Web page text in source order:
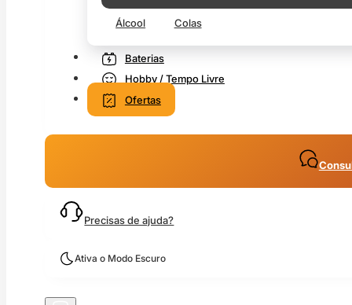
Álcool Colas
Baterias
Hobby / Tempo Livre
Ofertas
Precisas de ajuda?
Ativa o Modo Escuro